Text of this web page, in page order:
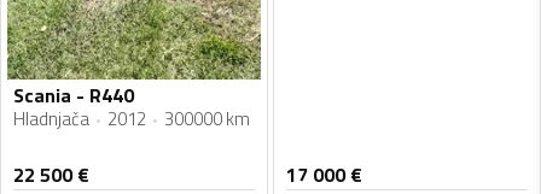
Scania - R440
Hladnjača 2012 300000 km
22 500€ 17 000€